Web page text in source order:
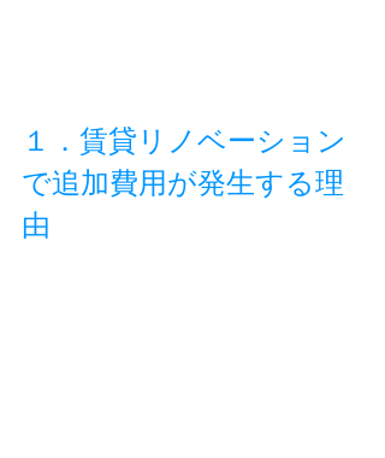
１．賃貸リノベーション
で追加費用が発生する理
由